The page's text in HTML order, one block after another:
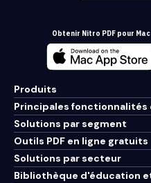
Obtenir Nitro PDF pour Mac
Produits
Principales
Solutions par segment
Outils PDF en ligne gratuits
Solutions par secteur
Bibliothèque d'éducation